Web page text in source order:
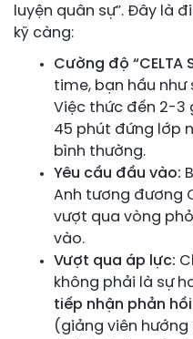
luyện quân sự”. Đây là
kỹ càng:
Cường độ “CELTA
time, bạn hầu như
Việc thức đến 2-3
45 phút đứng lớp
bình thường.
Yêu cầu đầu vào:
Anh tương đương
vượt qua vòng
vào.
Vượt qua áp lực:
không phải là sự
tiếp nhận phản
(giảng viên